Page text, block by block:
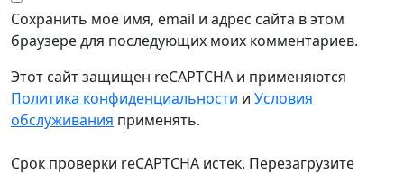
Сохранить моё имя, email и адрес сайта в этом
браузере для последующих моих комментариев.
Этот сайт защищен reCAPTCHA и применяются
Политика конфиденциальности и Условия
обслуживания применять.
Срок проверки reCAPTCHA истек. Перезагрузите